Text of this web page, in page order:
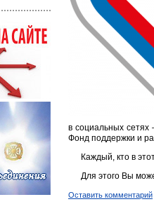
в социальных сетях
Фонд поддержки и
Каждый, кто в
Для этого Вы
Оставить комментарий